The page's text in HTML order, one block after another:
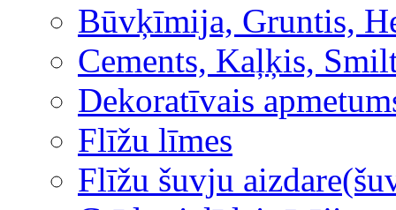
Būvķīmija, Gruntis,
Cements, Kaļķis,
Dekoratīvais
Flīžu līmes
Flīžu šuvju